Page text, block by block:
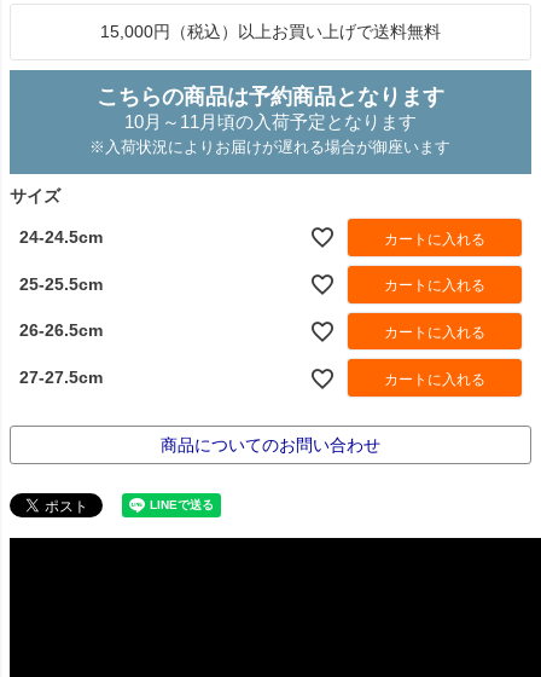
15,000円（税込）以上お買い上げで送料無料
こちらの商品は予約商品となります
10月～11月頃の入荷予定となります
※入荷状況によりお届けが遅れる場合が御座います
サイズ
24-24.5cm カートに入れる
25-25.5cm カートに入れる
26-26.5cm カートに入れる
27-27.5cm カートに入れる
商品についてのお問い合わせ